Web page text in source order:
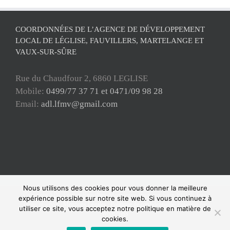
COORDONNÉES DE L’AGENCE DE DÉVELOPPEMENT
LOCAL DE LÉGLISE, FAUVILLERS, MARTELANGE ET
VAUX-SUR-SÛRE
Rue du Chaudfour 2, 6860 LEGLISE
Mobile: 0499/77 37 71 et 0471/09 98 28
Email: adl.lfmv@gmail.com
Copyright ADL Léglise-Fauvillers-Martelange-Vaux-sur-Sûre 2021 © Tous
droits réservés |
Politique de confidentialité
| Powered by
WordPress
Nous utilisons des cookies pour vous donner la meilleure
expérience possible sur notre site web. Si vous continuez à
utiliser ce site, vous acceptez notre politique en matière de
cookies.